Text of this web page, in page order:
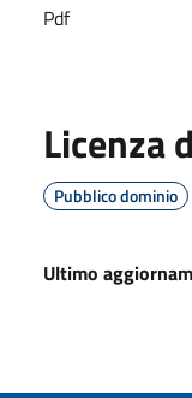
Pdf
Licenza
Pubblico dominio
Ultimo